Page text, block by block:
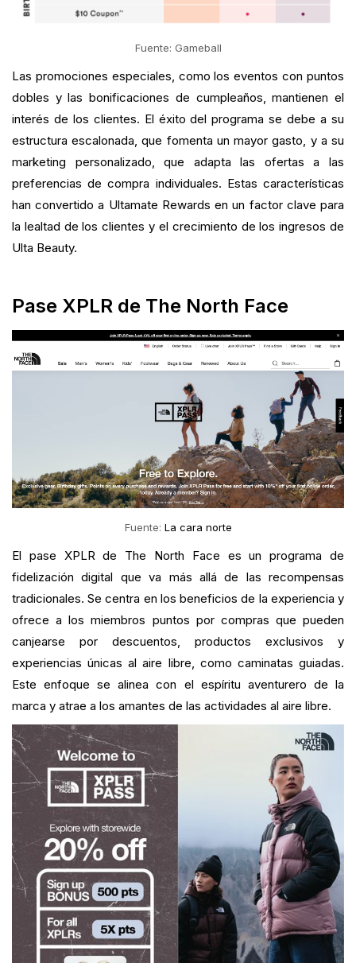
Fuente: Gameball
Las promociones especiales, como los eventos con puntos
dobles y las bonificaciones de cumpleaños, mantienen el
interés de los clientes. El éxito del programa se debe a su
estructura escalonada, que fomenta un mayor gasto, y a su
marketing personalizado, que adapta las ofertas a las
preferencias de compra individuales. Estas características
han convertido a Ultamate Rewards en un factor clave para
la lealtad de los clientes y el crecimiento de los ingresos de
Ulta Beauty.
Pase XPLR de The North Face
Fuente: La cara norte
El pase XPLR de The North Face es un programa de
fidelización digital que va más allá de las recompensas
tradicionales. Se centra en los beneficios de la experiencia y
ofrece a los miembros puntos por compras que pueden
canjearse por descuentos, productos exclusivos y
experiencias únicas al aire libre, como caminatas guiadas.
Este enfoque se alinea con el espíritu aventurero de la
marca y atrae a los amantes de las actividades al aire libre.